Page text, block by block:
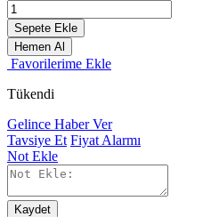
Sepete Ekle
Hemen Al
Favorilerime Ekle
Tükendi
Gelince Haber Ver
Tavsiye Et Fiyat Alarmı
Not Ekle
Kaydet